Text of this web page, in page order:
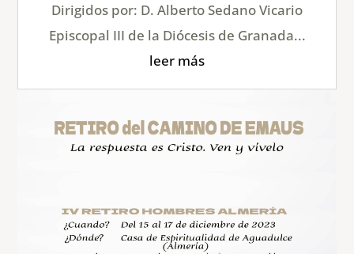
Dirigidos por: D. Alberto Sedano Vicario
Episcopal III de la Diócesis de Granada...
leer más